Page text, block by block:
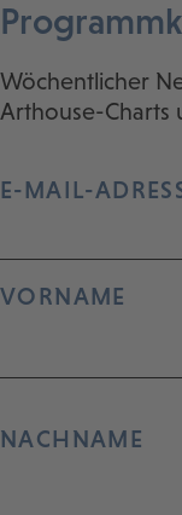
Wöchentlicher
Arthouse-Charts
E-MAIL-
VORNAME
NACHNAME